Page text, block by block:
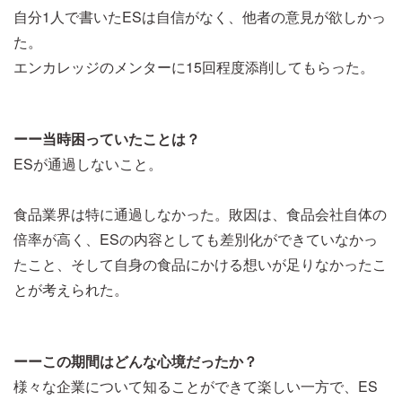
自分1人で書いたESは自信がなく、他者の意見が欲しかっ
た。
エンカレッジのメンターに15回程度添削してもらった。
ーー当時困っていたことは？
ESが通過しないこと。
食品業界は特に通過しなかった。敗因は、食品会社自体の
倍率が高く、ESの内容としても差別化ができていなかっ
たこと、そして自身の食品にかける想いが足りなかったこ
とが考えられた。
ーーこの期間はどんな心境だったか？
様々な企業について知ることができて楽しい一方で、ES